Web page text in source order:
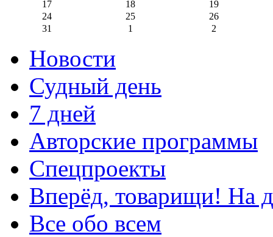
17
18
19
24
25
26
31
1 2
Новости
Судный день
7 дней
Авторские программы
Спецпроекты
Вперёд, товарищи! На
Все обо всем